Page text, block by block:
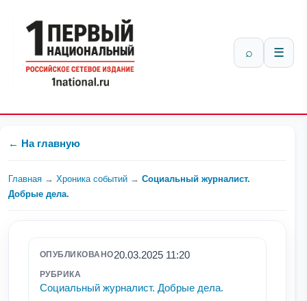
⌕ ☰
← На главную
Главная → Хроника событий → Социальный журналист.
Добрые дела.
ОПУБЛИКОВАНО20.03.2025 11:20
РУБРИКА
Социальный журналист. Добрые дела.